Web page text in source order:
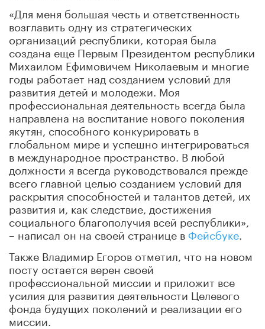
«Для меня большая честь и ответственность
возглавить одну из стратегических
организаций республики, которая была
создана еще Первым Президентом республики
Михаилом Ефимовичем Николаевым и многие
годы работает над созданием условий для
развития детей и молодежи. Моя
профессиональная деятельность всегда была
направлена на воспитание нового поколения
якутян, способного конкурировать в
глобальном мире и успешно интегрироваться
в международное пространство. В любой
должности я всегда руководствовался прежде
всего главной целью созданием условий для
раскрытия способностей и талантов детей, их
развития и, как следствие, достижения
социального благополучия всей республики»,
– написал он на своей странице в Фейсбуке
Также Владимир Егоров отметил, что на новом
посту остается верен своей
профессиональной миссии и приложит все
усилия для развития деятельности Целевого
фонда будущих поколений и реализации его
миссии.